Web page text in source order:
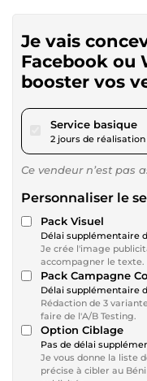
Je vais
Facebook ou
booster vos
Service basique
2 jours de réalisation
Ce vendeur n’est pas
Personnaliser le
Pack Visuel
Délai supplémentaire
Je crée l'image
accompagner le texte.
Pack Campagne
Délai supplémentaire
Rédaction de 3
faire de l'A/B Testing.
Option Ciblage
Pas de délai
Je vous donne la liste
précise à cibler au